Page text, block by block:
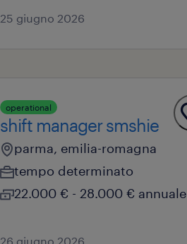
25 giugno 2026
operational
shift manager smshie
parma, emilia-romagna
tempo determinato
22.000 € - 28.000 € annuale
26 giugno 2026